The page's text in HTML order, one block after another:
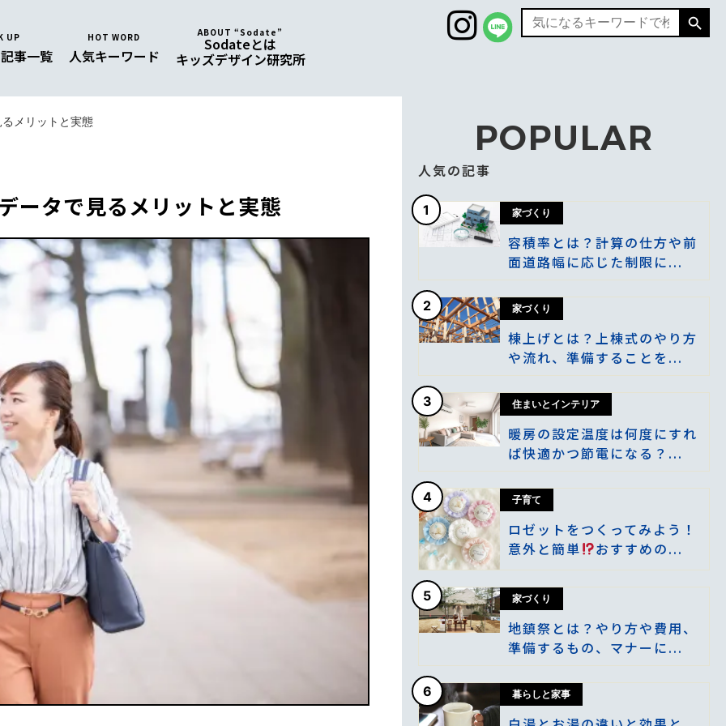
UP
記事一覧
HOT WORD
人気キーワード
ABOUT “Sodate”
Sodateとは
キッズデザイン研究所
Search
for:
メリットと実態
ータで見るメリットと実態
POPULAR
人気の記事
1 家づくり
容積率とは？計算の仕方や前
面道路幅に応じた制限に...
2 家づくり
棟上げとは？上棟式のやり方
や流れ、準備することを...
3 住まいとインテリア
暖房の設定温度は何度にすれ
ば快適かつ節電になる？...
4 子育て
ロゼットをつくってみよう！
意外と簡単
おすすめの...
5 家づくり
地鎮祭とは？やり方や費用、
準備するもの、マナーに...
6 暮らしと家事